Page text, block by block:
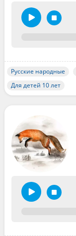
Русские народные
Для детей 10 лет